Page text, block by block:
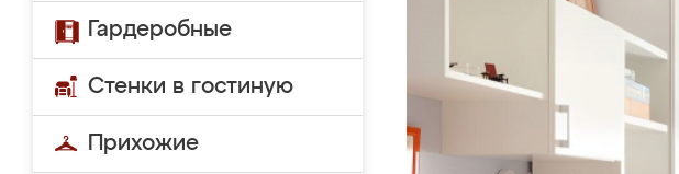
Гардеробные
Стенки в гостиную
Прихожие